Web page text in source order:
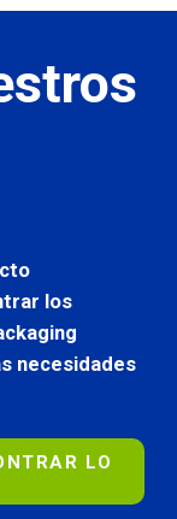
los
necesidades
LO